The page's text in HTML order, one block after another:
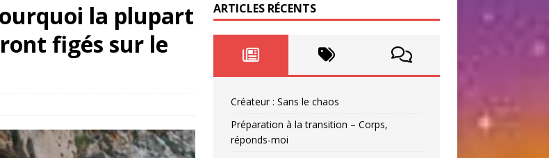
la plupart
figés sur le
ARTICLES RÉCENTS
Créateur : Sans le chaos
Préparation à la transition – Corps,
réponds-moi